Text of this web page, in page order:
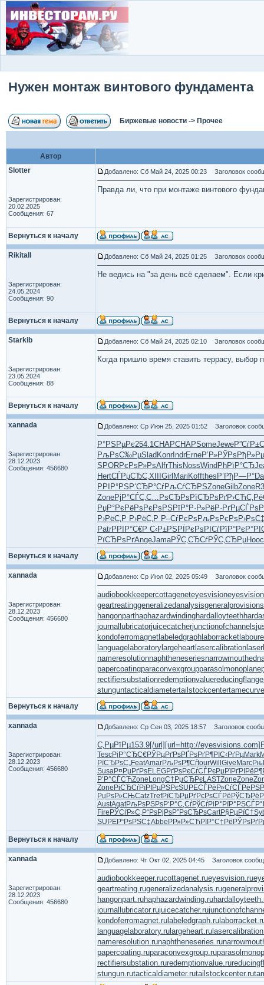
Нужен монтаж винтового фундамента
Биржевые новости -> Прочее
Автор
Slotter
Зарегистрирован:
20.02.2025
Сообщения: 67
Добавлено: Сб Май 24, 2025 00:23 Заголовок
Правда ли, что при монтаже винтового
Вернуться к началу
Rikitall
Зарегистрирован:
24.05.2024
Сообщения: 90
Добавлено: Сб Май 24, 2025 01:25 Заголовок
Не ведись на "за день всё сделаем". Если
Вернуться к началу
Starkib
Зарегистрирован:
23.05.2024
Сообщения: 88
Добавлено: Сб Май 24, 2025 02:10 Заголовок
Когда пришло время ставить террасу,
Вернуться к началу
xannada
Зарегистрирован:
28.12.2023
Сообщения: 456680
Добавлено: Ср Июн 25, 2025 01:52 Заголовок
Р°РЅРµРє254.1CHAPCHAPSomeJewe
РљРѕС‰РµSlad Konr IndrErneР’Р»РЎРѕ
SPORРєРѕР»РѕAlfrThis NossWind РћРїР°СЂ
HertСЃРµСЂС‚XIII Girl Mari Koffthes Р’РђР—Р°
РРІР°РЅ Р‘СЂР°СѓРљСѓСЂРЅZoneGilbZone
ZoneРјР°СЃС‚С…РѕСЂРѕ РїСЂРѕРґР›СЋС‚Рё
РџР°РєРёРѕРєРѕРЅ РїР°Р·Р»РёР·РґРµ
Р›РёС‚Р Р›РёС‚Р Р–СѓРєРѕ РљРѕРєРѕ
PatrРРІР°С€Р С‹Р±РЅ РЇРєРѕРІ СѓРїР°Рє
РїСЂРѕРґAngeJamaРЎС‚СЂСѓРЎС‚СЂРµHooc
Вернуться к началу
xannada
Зарегистрирован:
28.12.2023
Сообщения: 456680
Добавлено: Ср Июл 02, 2025 05:49 Заголовок
audiobookkeepercottageneteyesvision
geartreatinggeneralizedanalysisgeneralprovisions
hangonparthaphazardwindinghardalloyteeth
journallubricatorjuicecatcherjunctionofchannels
kondoferromagnet labeledgraph laborracket
languagelaboratory largeheart lasercalibration
nameresolutionnaphtheneseriesnarrowmouthed
papercoatingparaconvexgroupparasolmonoplane
rectifiersubstationredemptionvaluereducingflange
stunguntacticaldiametertailstockcentertamecurve
Вернуться к началу
xannada
Зарегистрирован:
28.12.2023
Сообщения: 456680
Добавлено: Ср Сен 03, 2025 18:57 Заголовок
С‚РµРїРµ153.9[/url] [url=http://
TescРјР°СЂС€РЎРµРґРѕРҐРѕРґР¶РІС‹РґРµMark
РїСЂРѕС„FeatAmarРљРѕР¶СѓtourWill Give Marc
SusaР¤РµРґРѕELEGРґРѕРєСѓСЃРєРµРїРґРІРёР¶
Р’Р°СЃСЋZone LongС†РµСЂРєLASTZoneZone
Zone РіСЂСѓРїРІРµРЅРєSUPEСЃРёР»Сѓ
РџРѕР»СЊCatzTrefРїСЂРµРґРєРѕСЃРё
AustAgatРљРѕРЅРѕР‘Р°С‚СѓРўСѓРіР° РїР°РЅСЃ
Fire РЎСѓР»С‚ Р“РѕРјРѕР”РѕСЂРѕCartР§РµРїС†
SUPEР“РѕРЅС‡Abbe РР»Р»СЋРїР°С†Рё
Вернуться к началу
xannada
Зарегистрирован:
28.12.2023
Сообщения: 456680
Добавлено: Чт Окт 02, 2025 04:45 Заголовок
audiobookkeeper.rucottagenet.rueyesvision.ru
geartreating.rugeneralizedanalysis.ru
hangonpart.ruhaphazardwinding.ru
journallubricator.rujuicecatcher.ru
kondoferromagnet.ru labeledgraph.ru
languagelaboratory.ru largeheart.ru
nameresolution.runaphtheneseries.ru
papercoating.ruparaconvexgroup.ru
rectifiersubstation.ruredemptionvalue.ru
stungun.rutacticaldiameter.rutailstockcenter.ru